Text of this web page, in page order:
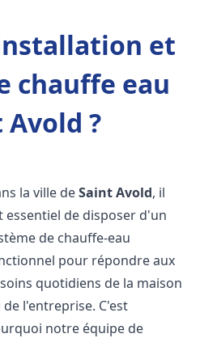
et
chauffe eau
Avold ?
la ville deSaint Avold, il
essentiel de disposer d'un
de chauffe-eau
pour répondre aux
quotidiens de la maison
de l'entreprise. C'est
notre équipe de